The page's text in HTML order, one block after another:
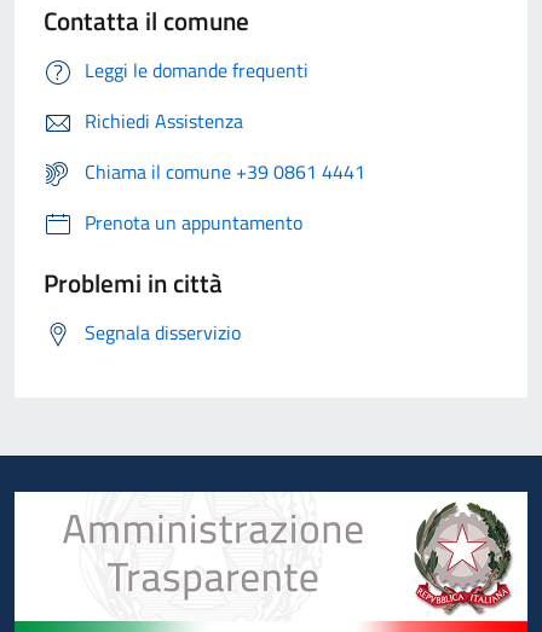
Contatta il comune
Leggi le domande frequenti
Richiedi Assistenza
Chiama il comune +39 0861 4441
Prenota un appuntamento
Problemi in città
Segnala disservizio